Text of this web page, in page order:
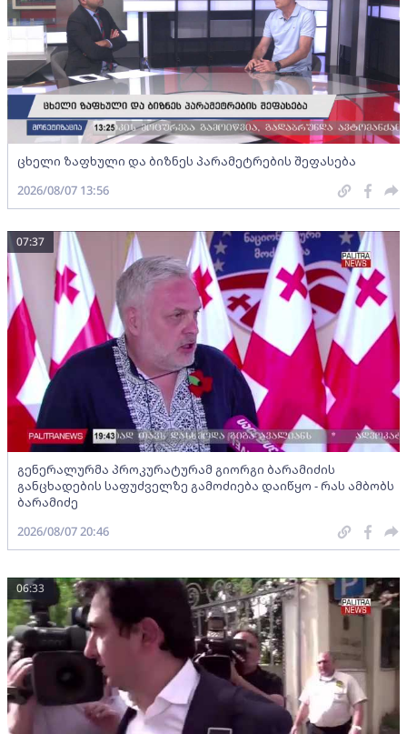
ცხელი ზაფხული და ბიზნეს პარამეტრების შეფასება
2026/08/07 13:56
გენერალურმა პროკურატურამ გიორგი ბარამიძის
განცხადების საფუძველზე გამოძიება დაიწყო - რას ამბობს
ბარამიძე
07:37
2026/08/07 20:46
06:33